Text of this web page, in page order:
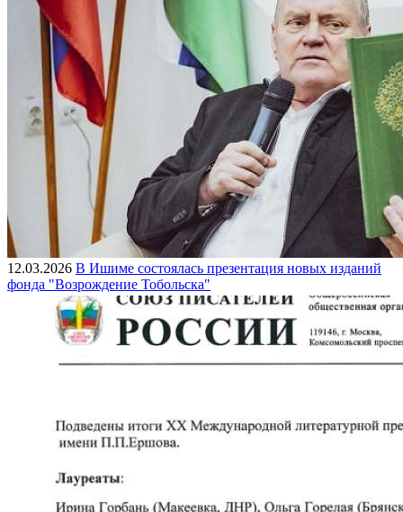
12.03.2026 В Ишиме состоялась презентация новых изданий
фонда "Возрождение Тобольска"